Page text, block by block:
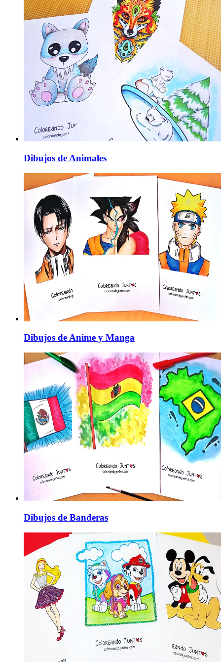
Dibujos de Animales
Dibujos de Anime y Manga
Dibujos de Banderas